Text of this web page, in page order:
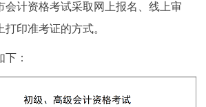
会计资格考试采取网上报名、线上审
印准考证的方式。
：